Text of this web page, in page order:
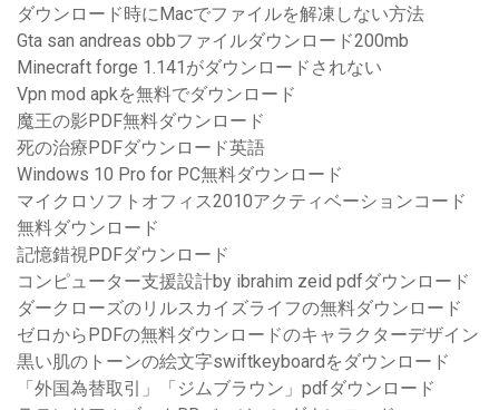
ダウンロード時にMacでファイルを解凍しない方法
Gta san andreas obbファイルダウンロード200mb
Minecraft forge 1.141がダウンロードされない
Vpn mod apkを無料でダウンロード
魔王の影PDF無料ダウンロード
死の治療PDFダウンロード英語
Windows 10 Pro for PC無料ダウンロード
マイクロソフトオフィス2010アクティベーションコード
無料ダウンロード
記憶錯視PDFダウンロード
コンピューター支援設計by ibrahim zeid pdfダウンロード
ダークローズのリルスカイズライフの無料ダウンロード
ゼロからPDFの無料ダウンロードのキャラクターデザイン
黒い肌のトーンの絵文字swiftkeyboardをダウンロード
「外国為替取引」「ジムブラウン」pdfダウンロード